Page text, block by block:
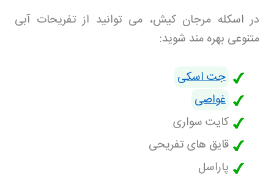
در اسکله مرجان کیش، می توانید از تفریحات آبی
متنوعی بهره مند شوید:
جت اسکی
غواصی
کایت سواری
قایق های تفریحی
پاراسل